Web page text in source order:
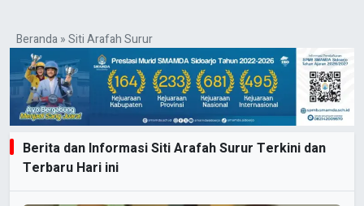
Beranda»Siti Arafah Surur
Berita dan Informasi Siti Arafah Surur Terkini dan
Terbaru Hari ini